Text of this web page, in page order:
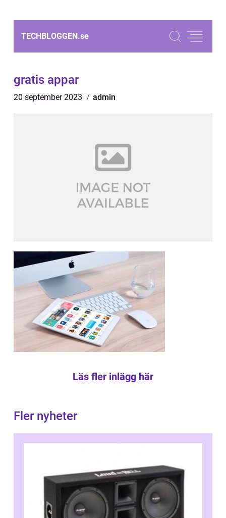
TECHBLOGGEN.se
gratis appar
20 september 2023 admin
Läs fler inlägg här
Fler nyheter